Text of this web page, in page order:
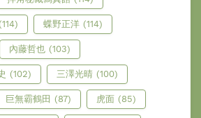
蝶野正洋 (114)
內藤哲也 (103)
(102) 三澤光晴 (100)
巨無霸鶴田 (87) 虎面 (85)